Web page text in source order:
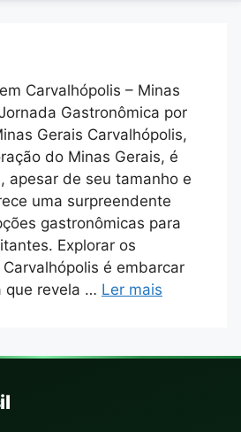
Carvalhópolis – Minas
Gastronômica por
Gerais Carvalhópolis,
do Minas Gerais, é
apesar de seu tamanho e
uma surpreendente
gastronômicas para
Explorar os
é embarcar
que revela … Ler mais